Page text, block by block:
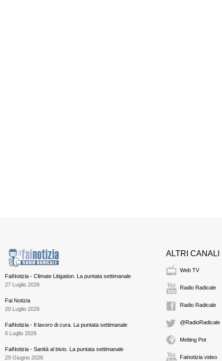
FaiNotizia - Climate Litigation. La puntata settimanale
27 Luglio 2026
Fai Notizia
20 Luglio 2026
FaiNotizia - Il lavoro di cura. La puntata settimanale
6 Luglio 2026
FaiNotizia - Sanità al bivio. La puntata settimanale
29 Giugno 2026
ALTRI CANALI
Web TV
Radio Radicale
Radio Radicale
@RadioRadicale
Melting Pot
Fainotizia video